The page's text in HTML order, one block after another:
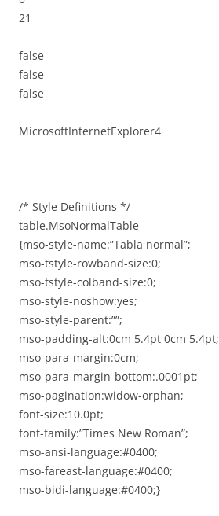
21
false
false
false
MicrosoftInternetExplorer4
/* Style Definitions */
table.MsoNormalTable
{mso-style-name:”Tabla normal”;
mso-tstyle-rowband-size:0;
mso-tstyle-colband-size:0;
mso-style-noshow:yes;
mso-style-parent:””;
mso-padding-alt:0cm 5.4pt 0cm 5.4pt;
mso-para-margin:0cm;
mso-para-margin-bottom:.0001pt;
mso-pagination:widow-orphan;
font-size:10.0pt;
font-family:”Times New Roman”;
mso-ansi-language:#0400;
mso-fareast-language:#0400;
mso-bidi-language:#0400;}